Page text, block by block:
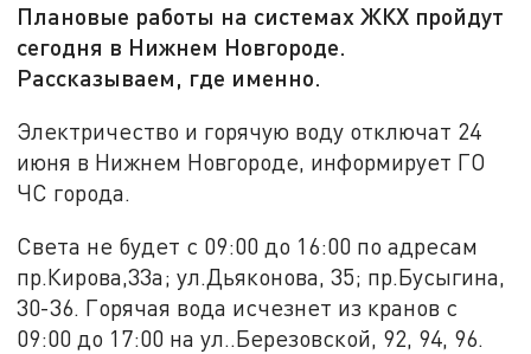
Плановые работы на системах ЖКХ пройдут
сегодня в Нижнем Новгороде.
Рассказываем, где именно.
Электричество и горячую воду отключат 24
июня в Нижнем Новгороде, информирует ГО
ЧС города.
Света не будет с 09:00 до 16:00 по адресам
пр.Кирова,33а; ул.Дьяконова, 35; пр.Бусыгина,
30-36. Горячая вода исчезнет из кранов с
09:00 до 17:00 на ул..Березовской, 92, 94, 96.